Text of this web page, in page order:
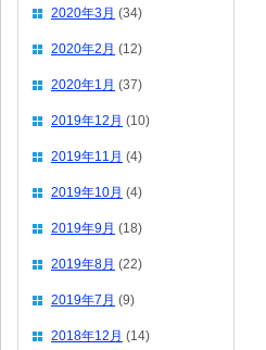
2020年3月 (34)
2020年2月 (12)
2020年1月 (37)
2019年12月 (10)
2019年11月 (4)
2019年10月 (4)
2019年9月 (18)
2019年8月 (22)
2019年7月 (9)
2018年12月 (14)